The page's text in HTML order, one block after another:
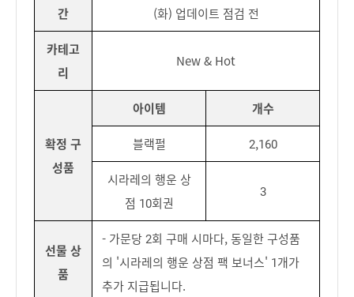
간
(화) 업데이트 점검 전
카테고
리
New & Hot
확정 구
성품
아이템 개수
블랙펄 2,160
시라레의 행운 상
점 10회권
3
선물 상
품
- 가문당 2회 구매 시마다, 동일한 구성품
의 '시라레의 행운 상점 팩 보너스' 1개가
추가 지급됩니다.